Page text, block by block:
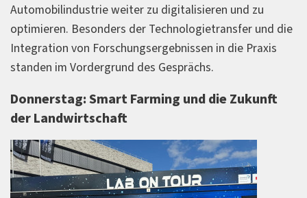
Automobilindustrie weiter zu digitalisieren und zu
optimieren. Besonders der Technologietransfer und die
Integration von Forschungsergebnissen in die Praxis
standen im Vordergrund des Gesprächs.
Donnerstag: Smart Farming und die Zukunft
der Landwirtschaft